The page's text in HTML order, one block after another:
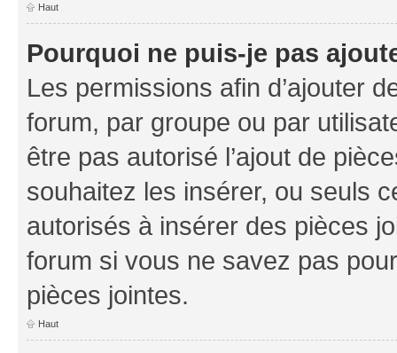
Haut
Pourquoi ne puis-je pas
Les permissions afin d’ajouter
forum, par groupe ou par
être pas autorisé l’ajout de
souhaitez les insérer, ou seuls
autorisés à insérer des pièces
forum si vous ne savez pas
pièces jointes.
Haut